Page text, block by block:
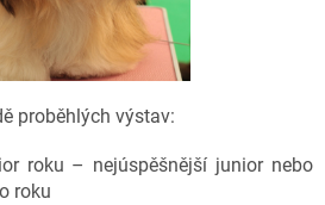
proběhlých výstav:
roku – nejúspěšnější junior nebo
roku